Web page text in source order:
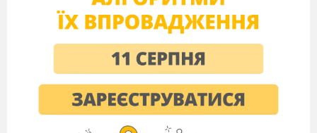
тема нашого уроку « Види покарань».
Сьогодні на уроці ми визначимось із видами
покарань, з»ясуємо
принципи призначення
покарання, будемо
продовжувати
працювати з документами , формувати
правову свідомість вас, учнів, як громадян
правової держави.